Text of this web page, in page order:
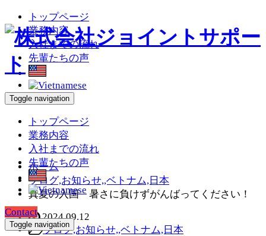
Toggle navigation
トップページ
業務内容
入社までの流れ
先輩たちの声
Contact
Toggle navigation
トップページ
業務内容
入社までの流れ
先輩たちの声
ホーム
ブログ,お知らせ,,ベトナム,日本
真夏の入国 暑さに負けずがんばってください！
2024.09.12
ブログ,お知らせ,,ベトナム,日本